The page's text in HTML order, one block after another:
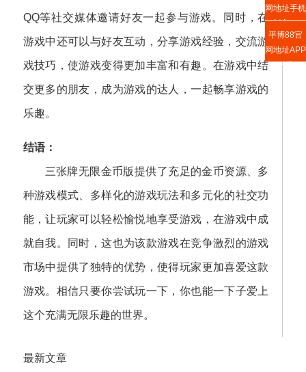
QQ等社交媒体邀请好友一起参与游戏。同时，在
游戏中还可以与好友互动，分享游戏经验，交流游
戏技巧，使游戏变得更加丰富和有趣。在游戏中结
交更多的朋友，成为游戏的达人，一起畅享游戏的
乐趣。
结语：
三张牌无限金币版提供了充足的金币资源、多
种游戏模式、多样化的游戏玩法和多元化的社交功
能，让玩家可以轻松愉悦地享受游戏，在游戏中成
就自我。同时，这也为该款游戏在竞争激烈的游戏
市场中提供了独特的优势，使得玩家更加喜爱这款
游戏。相信只要你尝试玩一下，你也能一下子爱上
这个充满无限乐趣的世界。
最新文章
网地址手机
版入口
平博88官
网地址APP
下载